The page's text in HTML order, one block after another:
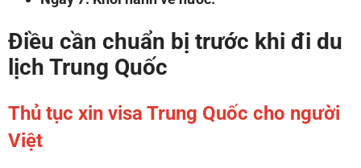
Điều cần chuẩn bị trước khi đi du
lịch Trung Quốc
Thủ tục xin visa Trung Quốc cho người
Việt